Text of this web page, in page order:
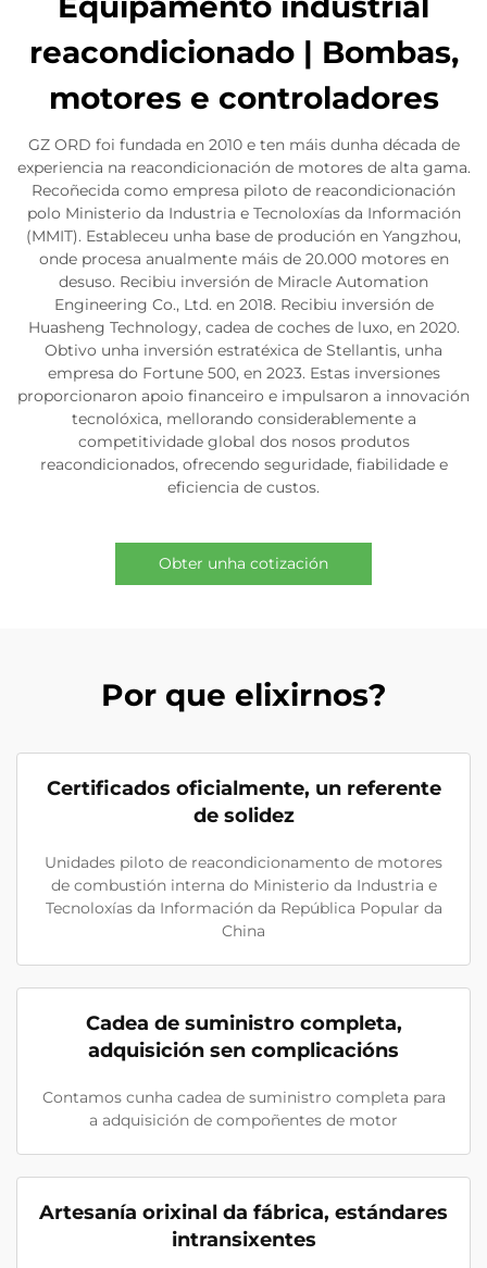
reacondicionado | Bombas,
motores e controladores
GZ ORD foi fundada en 2010 e ten máis dunha década de
experiencia na reacondicionación de motores de alta gama.
Recoñecida como empresa piloto de reacondicionación
polo Ministerio da Industria e Tecnoloxías da Información
(MMIT). Estableceu unha base de produción en Yangzhou,
onde procesa anualmente máis de 20.000 motores en
desuso. Recibiu inversión de Miracle Automation
Engineering Co., Ltd. en 2018. Recibiu inversión de
Huasheng Technology, cadea de coches de luxo, en 2020.
Obtivo unha inversión estratéxica de Stellantis, unha
empresa do Fortune 500, en 2023. Estas inversiones
proporcionaron apoio financeiro e impulsaron a innovación
tecnolóxica, mellorando considerablemente a
competitividade global dos nosos produtos
reacondicionados, ofrecendo seguridade, fiabilidade e
eficiencia de custos.
Obter unha cotización
Por que elixirnos?
Certificados oficialmente, un referente
de solidez
Unidades piloto de reacondicionamento de motores
de combustión interna do Ministerio da Industria e
Tecnoloxías da Información da República Popular da
China
Cadea de suministro completa,
adquisición sen complicacións
Contamos cunha cadea de suministro completa para
a adquisición de compoñentes de motor
Artesanía orixinal da fábrica, estándares
intransixentes